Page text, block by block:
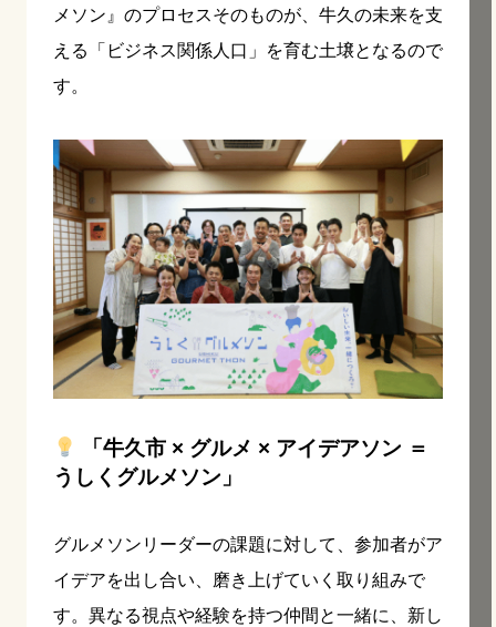
メソン』のプロセスそのものが、牛久の未来を支
える「ビジネス関係人口」を育む土壌となるので
す。
「牛久市 × グルメ × アイデアソン ＝
うしくグルメソン」
グルメソンリーダーの課題に対して、参加者がア
イデアを出し合い、磨き上げていく取り組みで
す。異なる視点や経験を持つ仲間と一緒に、新し